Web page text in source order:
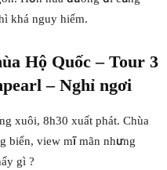
khá nguy hiểm.
Hộ Quốc – Tour 3
– Nghỉ ngơi
xuôi, 8h30 xuất phát. Chùa
biển, view mĩ mãn nhưng
gì ?